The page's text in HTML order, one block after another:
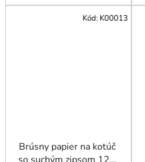
Brúsny papier na kotúč
Kód: K00013